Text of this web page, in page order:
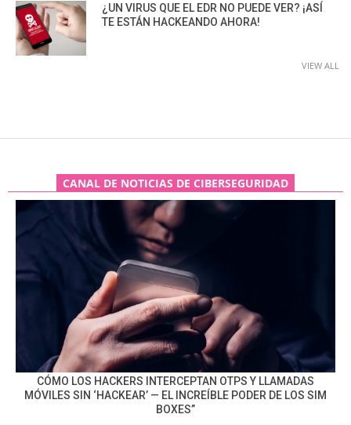
¿UN VIRUS QUE EL EDR NO PUEDE VER? ¡ASÍ
TE ESTÁN HACKEANDO AHORA!
VIEW ALL
CANAL DE NOTICIAS DE CIBERSEGURIDAD
CÓMO LOS HACKERS INTERCEPTAN OTPS Y LLAMADAS
MÓVILES SIN ‘HACKEAR’ — EL INCREÍBLE PODER DE LOS SIM
BOXES”